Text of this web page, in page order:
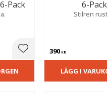
Pack
Lägg till i favoriter
6-Pack
Stilren
390 KR
LÄGG I